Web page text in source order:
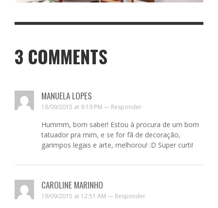
3 COMMENTS
MANUELA LOPES
18/09/2015 at 9:19 PM — Responder
Hummm, bom saber! Estou à procura de um bom
tatuador pra mim, e se for fã de decoração,
garimpos legais e arte, melhorou! :D Super curti!
CAROLINE MARINHO
19/09/2015 at 12:51 AM — Responder